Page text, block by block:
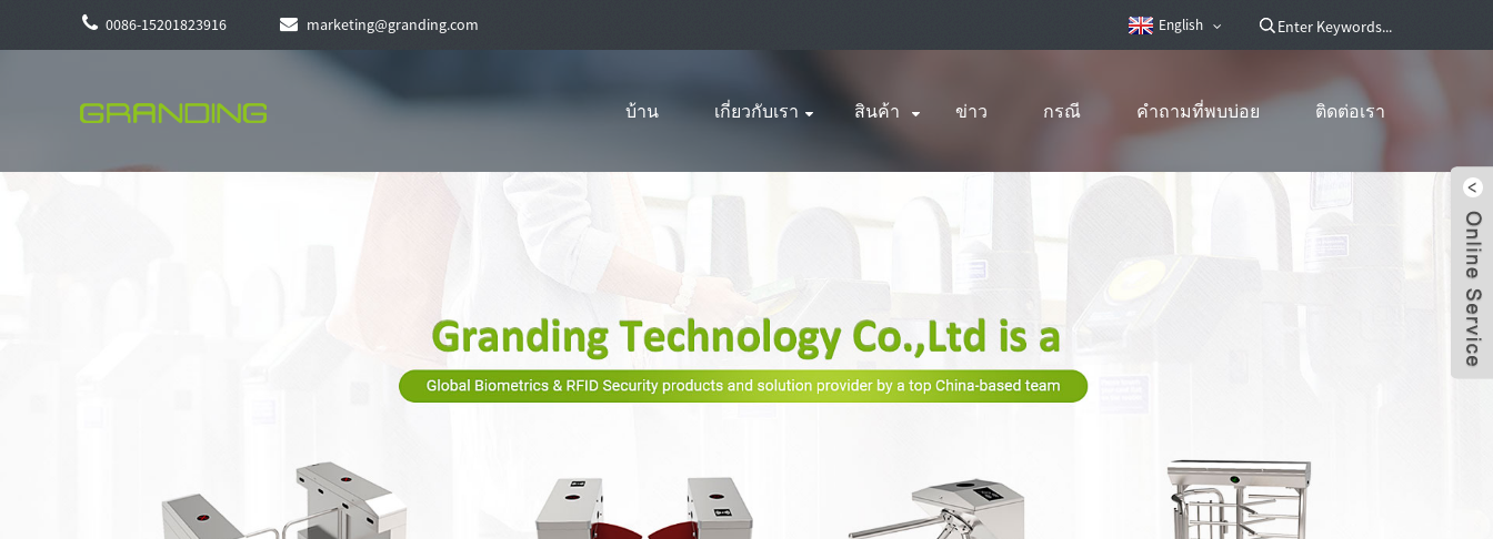
0086-15201823916 marketing@granding.com English
บ้าน เกี่ยวกับเรา สินค้า ข่าว กรณี คำถามที่พบบ่อย ติดต่อเรา